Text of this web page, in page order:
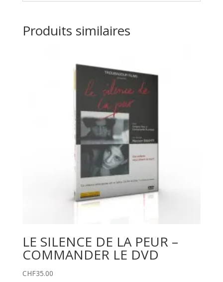
Produits similaires
LE SILENCE DE LA PEUR –
COMMANDER LE DVD
CHF35.00